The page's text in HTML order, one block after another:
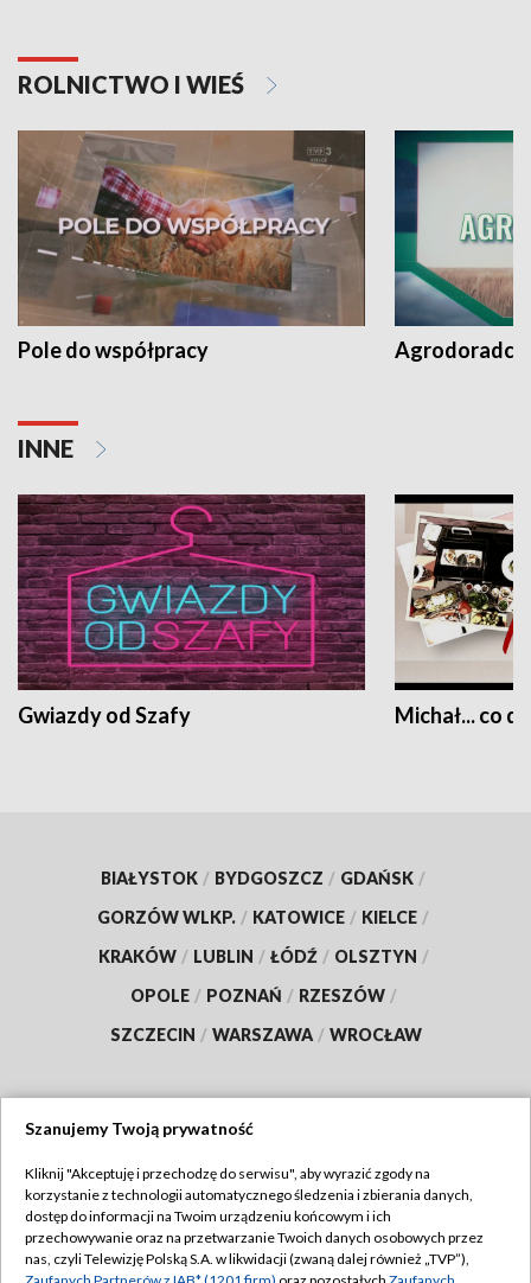
ROLNICTWO I WIEŚ
Pole do współpracy Agrodoradcy
INNE
Gwiazdy od Szafy Michał... co
BIAŁYSTOK / BYDGOSZCZ / GDAŃSK /
GORZÓW WLKP. / KATOWICE / KIELCE /
KRAKÓW / LUBLIN / ŁÓDŹ / OLSZTYN /
OPOLE / POZNAŃ / RZESZÓW /
SZCZECIN / WARSZAWA / WROCŁAW
TVP
Abonament TVP
Emisja w TVP
Regulamin TVP
Szanujemy Twoją prywatność
Kliknij "Akceptuję i przechodzę do serwisu", aby wyrazić zgody na
korzystanie z technologii automatycznego śledzenia i zbierania danych,
dostęp do informacji na Twoim urządzeniu końcowym i ich
przechowywanie oraz na przetwarzanie Twoich danych osobowych przez
nas, czyli Telewizję Polską S.A. w likwidacji (zwaną dalej również „TVP”),